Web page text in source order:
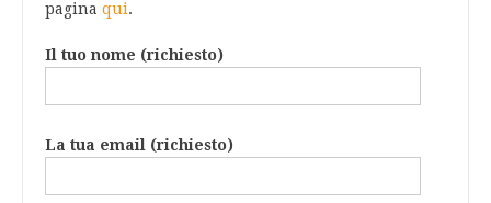
pagina qui.
Il tuo nome (richiesto)
La tua email (richiesto)